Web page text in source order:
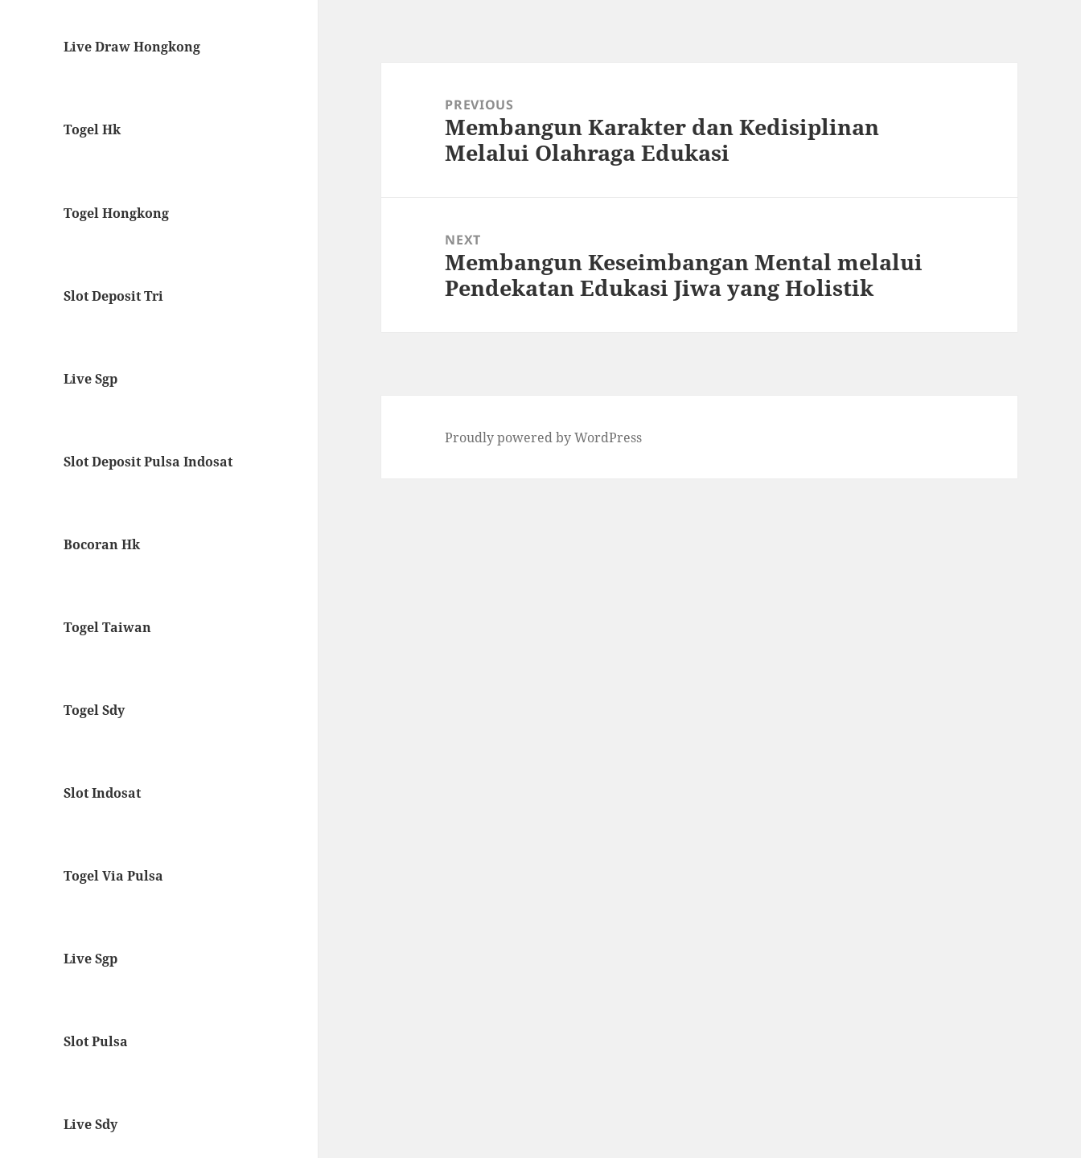
Live Draw Hongkong
Togel Hk
Togel Hongkong
Slot Deposit Tri
Live Sgp
Slot Deposit Pulsa Indosat
Bocoran Hk
Togel Taiwan
Togel Sdy
Slot Indosat
Togel Via Pulsa
Live Sgp
Slot Pulsa
Live Sdy
navigationPREVIOUS
Previous
post:
Membangun Karakter dan Kedisiplinan
Melalui Olahraga Edukasi
NEXT
Next
post:
Membangun Keseimbangan Mental melalui
Pendekatan Edukasi Jiwa yang Holistik
Proudly powered by WordPress